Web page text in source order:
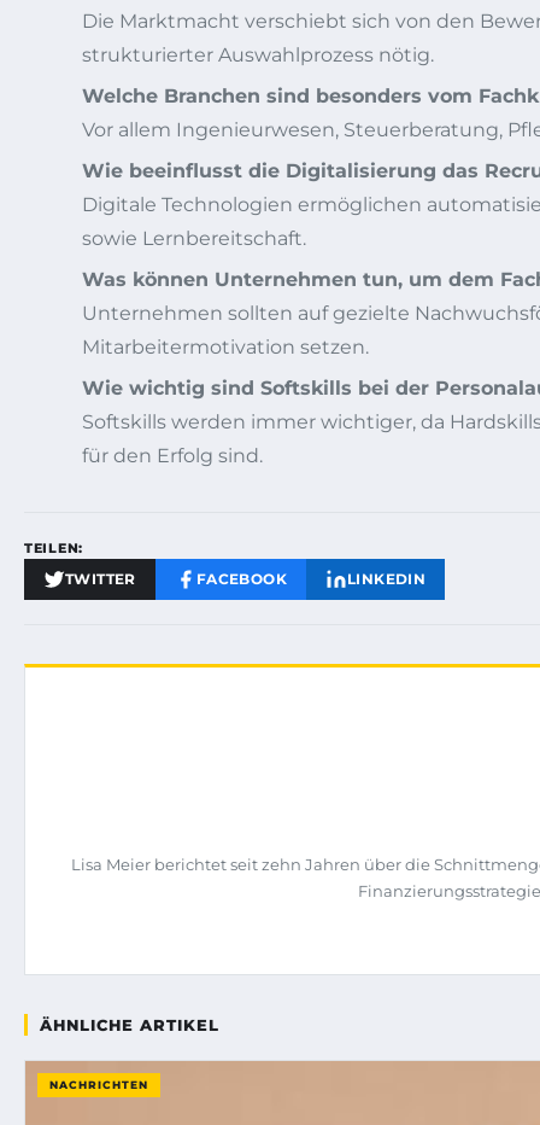
Die Marktmacht verschiebt sich von den
strukturierter Auswahlprozess nötig.
Welche Branchen sind besonders vom
Vor allem Ingenieurwesen, Steuerberatung,
Wie beeinflusst die Digitalisierung das
Digitale Technologien ermöglichen
sowie Lernbereitschaft.
Was können Unternehmen tun, um dem
Unternehmen sollten auf gezielte
Mitarbeitermotivation setzen.
Wie wichtig sind Softskills bei der
Softskills werden immer wichtiger, da
für den Erfolg sind.
TEILEN:
TWITTER FACEBOOK LINKEDIN
Lisa Meier berichtet seit zehn Jahren über die
ÄHNLICHE ARTIKEL
NACHRICHTEN